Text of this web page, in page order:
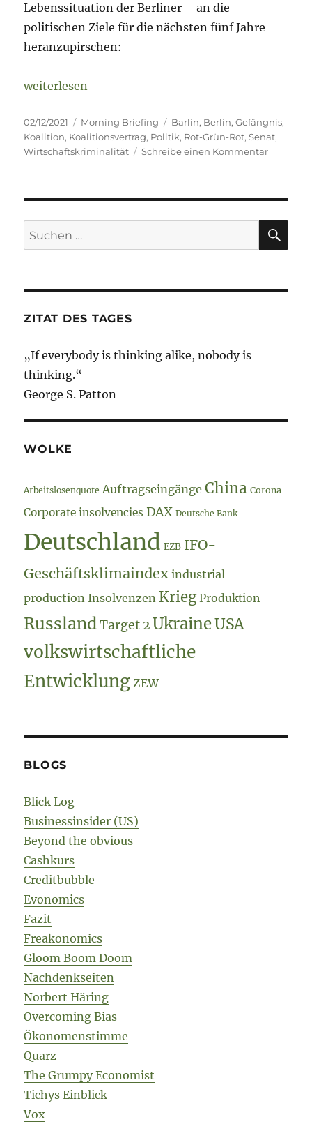
Lebenssituation der Berliner – an die
politischen Ziele für die nächsten fünf Jahre
heranzupirschen:
„Morning Briefing – 2. Dezember 2021 – Barlin –
weiterlesen
Veröffentlicht
am
02/12/2021 Kategorien
Morning Briefing Schlagwörter
Barlin, Berlin,Gefängnis,
Koalition, Koalitionsvertrag, Politik, Rot-Grün-Rot,Senat,
Wirtschaftskriminalität
Schreibe einen Kommentarzu
2021
–
Suche
nach:
ZITAT DES TAGES
„If everybody is thinking alike, nobody is
thinking.“
George S. Patton
WOLKE
Arbeitslosenquote Auftragseingänge China Corona
Corporate insolvencies DAX Deutsche Bank
Deutschland EZB IFO-
Geschäftsklimaindex industrial
production Insolvenzen Krieg Produktion
Russland Target 2 Ukraine USA
volkswirtschaftliche
Entwicklung ZEW
BLOGS
Blick Log
Businessinsider (US)
Beyond the obvious
Cashkurs
Creditbubble
Evonomics
Fazit
Freakonomics
Gloom Boom Doom
Nachdenkseiten
Norbert Häring
Overcoming Bias
Ökonomenstimme
Quarz
The Grumpy Economist
Tichys Einblick
Vox